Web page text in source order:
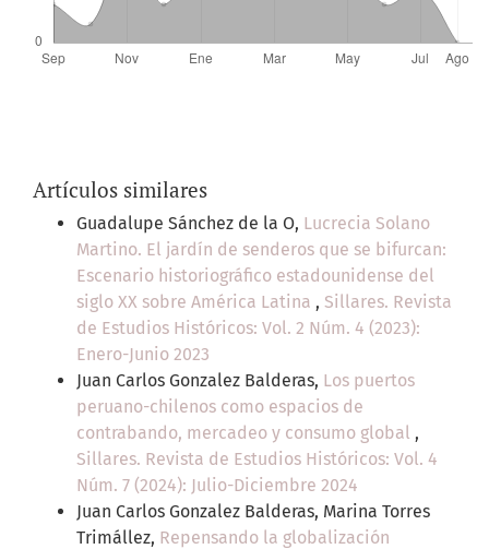
Artículos similares
Guadalupe Sánchez de la O, Lucrecia Solano
Martino. El jardín de senderos que se bifurcan:
Escenario historiográfico estadounidense del
siglo XX sobre América Latina , Sillares. Revista
de Estudios Históricos: Vol. 2 Núm. 4 (2023):
Enero-Junio 2023
Juan Carlos Gonzalez Balderas, Los puertos
peruano-chilenos como espacios de
contrabando, mercadeo y consumo global ,
Sillares. Revista de Estudios Históricos: Vol. 4
Núm. 7 (2024): Julio-Diciembre 2024
Juan Carlos Gonzalez Balderas, Marina Torres
Trimállez, Repensando la globalización